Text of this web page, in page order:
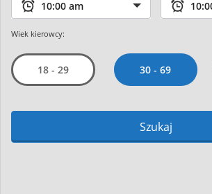
Wiek kierowcy:
18 - 29 30 - 69
Szukaj